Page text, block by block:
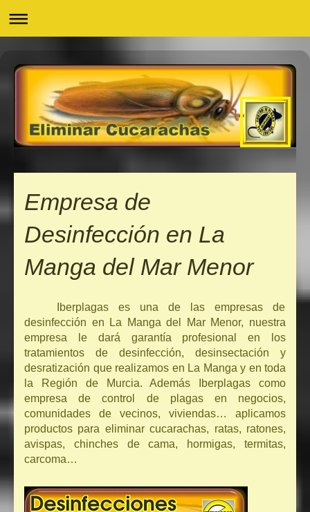
Empresa de
Desinfección en La
Manga del Mar Menor
Iberplagas es una de las empresas de
desinfección en La Manga del Mar Menor, nuestra
empresa le dará garantía profesional en los
tratamientos de desinfección, desinsectación y
desratización que realizamos en La Manga y en toda
la Región de Murcia. Además Iberplagas como
empresa de control de plagas en negocios,
comunidades de vecinos, viviendas… aplicamos
productos para eliminar cucarachas, ratas, ratones,
avispas, chinches de cama, hormigas, termitas,
carcoma…